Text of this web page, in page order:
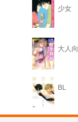
少女
大人
BL